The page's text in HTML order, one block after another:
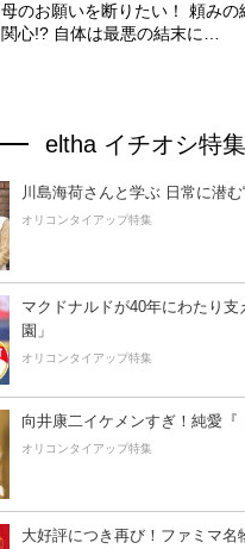
母のお願いを断りたい！ 頼み
関心!? 自体は最悪の結末に…
eltha イチオシ特集
川島海荷さんと学ぶ 日常に潜む
オリコンタイアップ特集
マクドナルドが40年にわたり
園」
オリコンタイアップ特集
向井康二イケメンすぎ！純愛『
オリコンタイアップ特集
大好評につき再び！ファミマ名